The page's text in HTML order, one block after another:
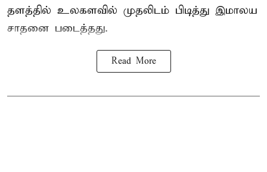
தளத்தில் உலகளவில் முதலிடம் பிடித்து இமாலய
சாதனை படைத்தது.
Read More